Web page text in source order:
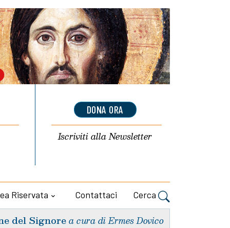
DONA ORA
Iscriviti allaNewsletter
Riservata Contattaci Cerca
del Signorea cura di Ermes Dovico